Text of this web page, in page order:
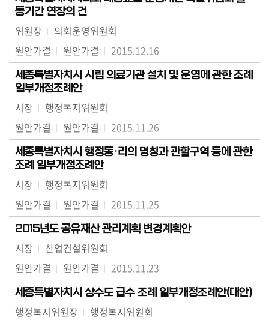
동기간 연장의 건
위원장
의회운영위원회
원안가결
원안가결 2015.12.16
세종특별자치시 시립 의료기관 설치 및 운영에 관한 조례
일부개정조례안
시장
행정복지위원회
원안가결
원안가결 2015.11.26
세종특별자치시 행정동·리의 명칭과 관할구역 등에 관한
조례 일부개정조례안
시장
행정복지위원회
원안가결
원안가결 2015.11.25
2015년도 공유재산 관리계획 변경계획안
시장
산업건설위원회
원안가결
원안가결 2015.11.23
세종특별자치시 상수도 급수 조례 일부개정조례안(대안)
행정복지위원장
행정복지위원회